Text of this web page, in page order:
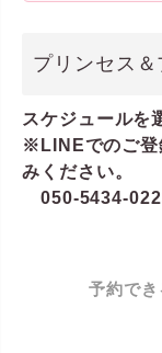
プリンセス
スケジュールを
※LINEでのご登
みください。
050-5434-
予約でき